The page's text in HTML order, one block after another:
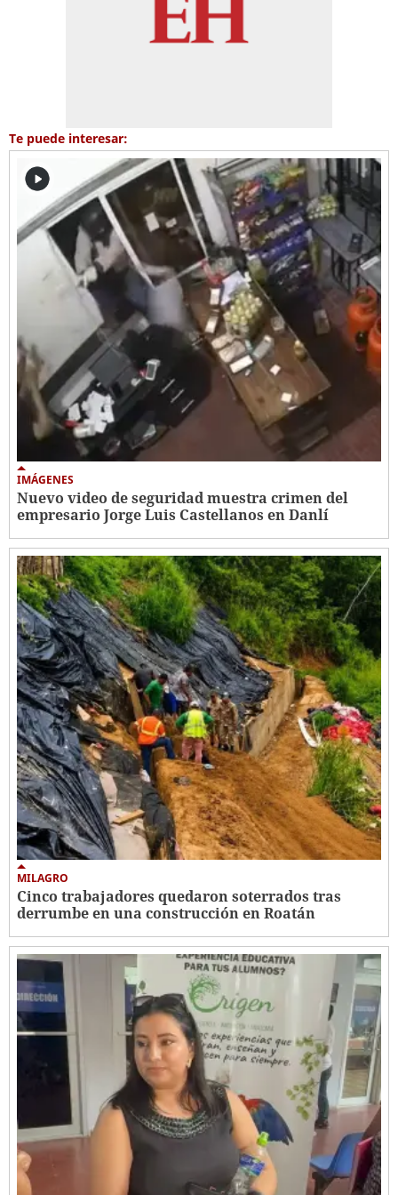
Te puede interesar:
IMÁGENES
Nuevo video de seguridad muestra crimen del
empresario Jorge Luis Castellanos en Danlí
MILAGRO
Cinco trabajadores quedaron soterrados tras
derrumbe en una construcción en Roatán